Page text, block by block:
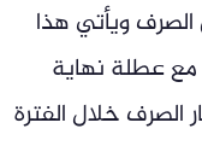
ويأتي هذا
مع عطلة نهاية
الصرف خلال الفترة